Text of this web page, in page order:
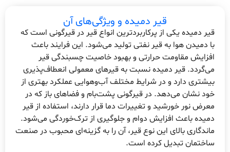
قیر دمیده و ویژگی‌های آن
قیر دمیده یکی از پرکاربردترین انواع قیر در قیرگونی است که
با دمیدن هوا به قیر نفتی تولید می‌شود. این فرایند باعث
افزایش مقاومت حرارتی و بهبود خاصیت چسبندگی قیر
می‌گردد. قیر دمیده نسبت به قیرهای معمولی انعطاف‌پذیری
بیشتری دارد و در شرایط مختلف آب‌وهوایی عملکرد بهتری از
خود نشان می‌دهد. در قیرگونی پشت‌بام و فضاهای باز که در
معرض نور خورشید و تغییرات دما قرار دارند، استفاده از قیر
دمیده باعث افزایش دوام و جلوگیری از ترک‌خوردگی می‌شود.
ماندگاری بالای این نوع قیر، آن را به گزینه‌ای محبوب در صنعت
ساختمان تبدیل کرده است.